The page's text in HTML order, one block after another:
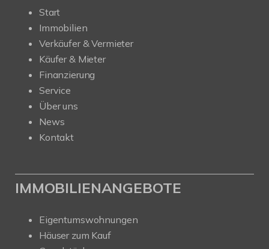
Start
Immobilien
Verkäufer & Vermieter
Käufer & Mieter
Finanzierung
Service
Über uns
News
Kontakt
IMMOBILIENANGEBOTE
Eigentumswohnungen
Häuser zum Kauf